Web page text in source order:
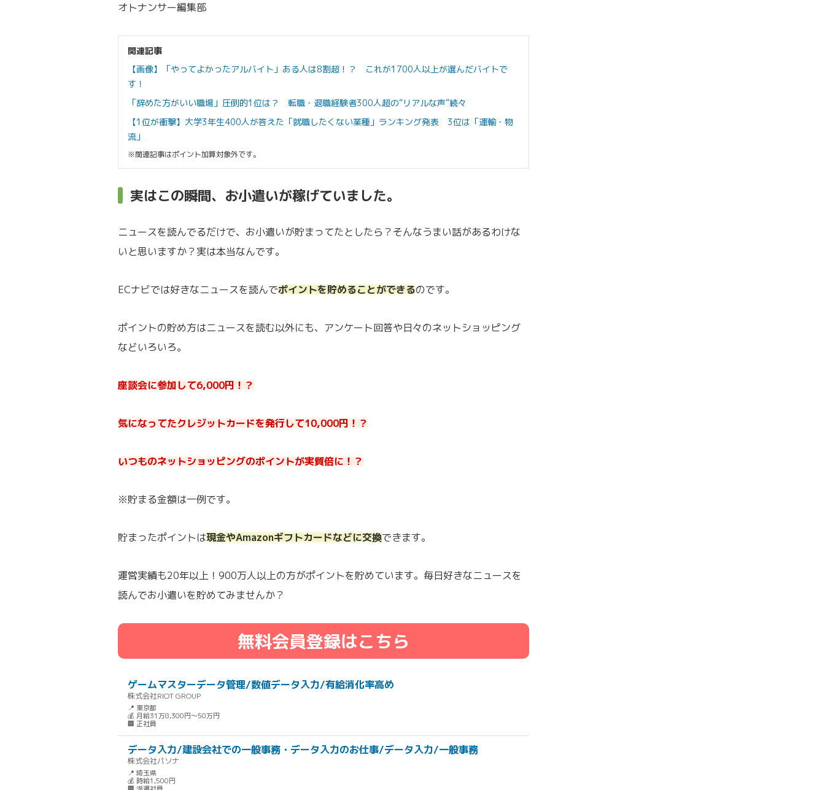
オトナンサー編集部
関連記事
【画像】「やってよかったアルバイト」ある人は8割超！？ これが1700人以上が選んだバイトで
す！
「辞めた方がいい職場」圧倒的1位は？ 転職・退職経験者300人超の“リアルな声”続々
【1位が衝撃】大学3年生400人が答えた「就職したくない業種」ランキング発表 3位は「運輸・物
流」
※関連記事はポイント加算対象外です。
実はこの瞬間、お小遣いが稼げていました。
ニュースを読んでるだけで、お小遣いが貯まってたとしたら？そんなうまい話があるわけな
いと思いますか？実は本当なんです。
ECナビでは好きなニュースを読んでポイントを貯めることができるのです。
ポイントの貯め方はニュースを読む以外にも、アンケート回答や日々のネットショッピング
などいろいろ。
座談会に参加して6,000円！？
気になってたクレジットカードを発行して10,000円！？
いつものネットショッピングのポイントが実質倍に！？
※貯まる金額は一例です。
貯まったポイントは現金やAmazonギフトカードなどに交換できます。
運営実績も20年以上！900万人以上の方がポイントを貯めています。毎日好きなニュースを
読んでお小遣いを貯めてみませんか？
無料会員登録はこちら
ゲームマスターデータ管理/数値データ入力/有給消化率高め
株式会社RIOT GROUP
📍 東京都
💰 月給31万8,300円～50万円
🏢 正社員
データ入力/建設会社での一般事務・データ入力のお仕事/データ入力/一般事務
株式会社パソナ
📍 埼玉県
💰 時給1,500円